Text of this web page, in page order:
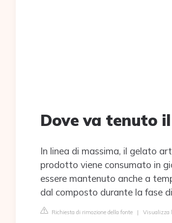
Dove va tenuto
In linea di massima, il gelato
prodotto viene consumato in
essere mantenuto anche a
dal composto durante la fase
Richiesta di rimozione della fonte | Visualizza